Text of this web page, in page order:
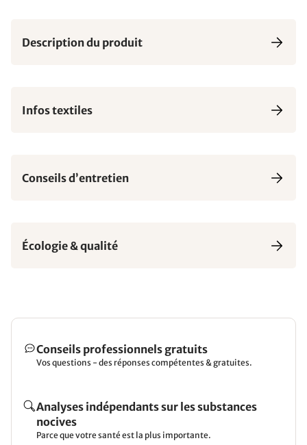
Description du produit
Infos textiles
Conseils d’entretien
Écologie & qualité
Conseils professionnels gratuits
Vos questions - des réponses compétentes & gratuites.
Analyses indépendants sur les substances
nocives
Parce que votre santé est la plus importante.